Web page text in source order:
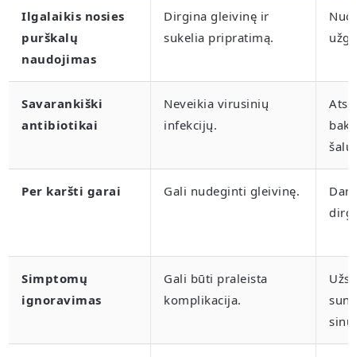
Ilgalaikis nosies
purškalų
naudojimas
Dirgina gleivinę ir
sukelia pripratimą.
Savarankiški
antibiotikai
Neveikia virusinių
infekcijų.
Per karšti garai Gali nudeginti gleivinę.
Dar
Simptomų
ignoravimas
Gali būti praleista
komplikacija.